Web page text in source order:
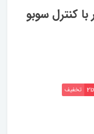
کنترل سوبو
تخفیف